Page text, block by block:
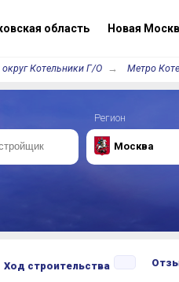
область Новая
округ Котельники Г/О Метро
Регион
Москва
Ход строительства